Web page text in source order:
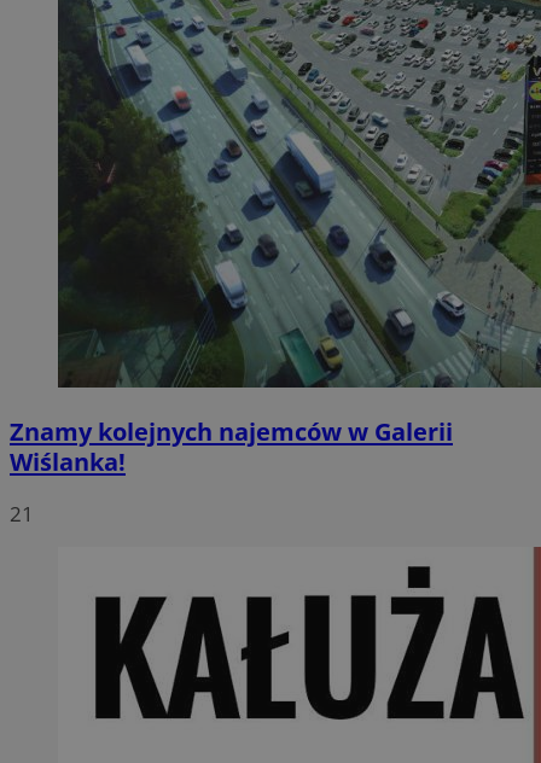
Znamy kolejnych najemców w Galerii
Wiślanka!
21